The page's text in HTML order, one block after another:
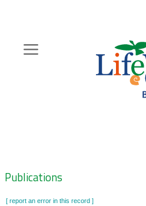
content
Zoeknavigatie
Publications
[ report an error in this record ]